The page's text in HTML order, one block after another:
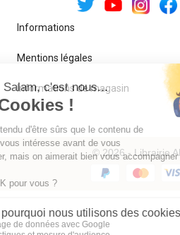
Informations
Mentions légales
Informations de magasin
© 2026 - Librairie